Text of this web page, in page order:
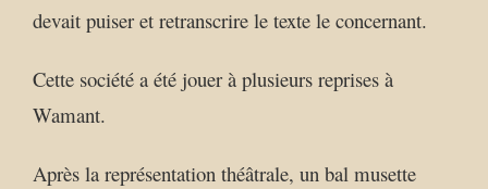
devait puiser et retranscrire le texte le concernant.
Cette société a été jouer à plusieurs reprises à
Wamant.
Après la représentation théâtrale, un bal musette